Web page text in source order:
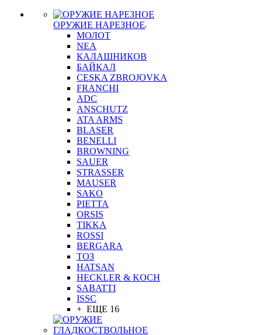
ОРУЖИЕ НАРЕЗНОЕ
МОЛОТ
NEA
КАЛАШНИКОВ
БАЙКАЛ
CESKA ZBROJOVKA
FRANCHI
ADC
ANSCHUTZ
ATA ARMS
BLASER
BENELLI
BROWNING
SAUER
STRASSER
MAUSER
SAKO
PIETTA
ORSIS
TIKKA
ROSSI
BERGARA
ТОЗ
HATSAN
HECKLER & KOCH
SABATTI
ISSC
+ ЕЩЕ 16